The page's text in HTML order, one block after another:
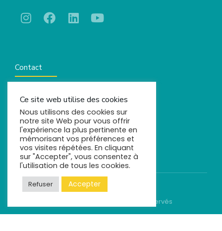
Contact
contact@comels.fr
© Comels - 2022. Tous droits réservés
Ce site web utilise des cookies
Nous utilisons des cookies sur
notre site Web pour vous offrir
l'expérience la plus pertinente en
mémorisant vos préférences et
vos visites répétées. En cliquant
sur "Accepter", vous consentez à
l'utilisation de tous les cookies.
Refuser Accepter